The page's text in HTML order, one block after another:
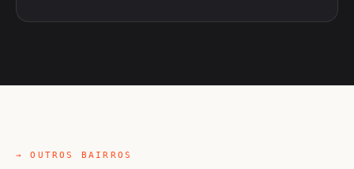
→ OUTROS BAIRROS